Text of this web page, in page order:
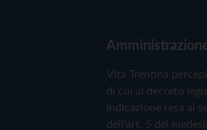
Vita Trentina
di cui al decreto
Indicazione resa ai
dell'art. 5 del